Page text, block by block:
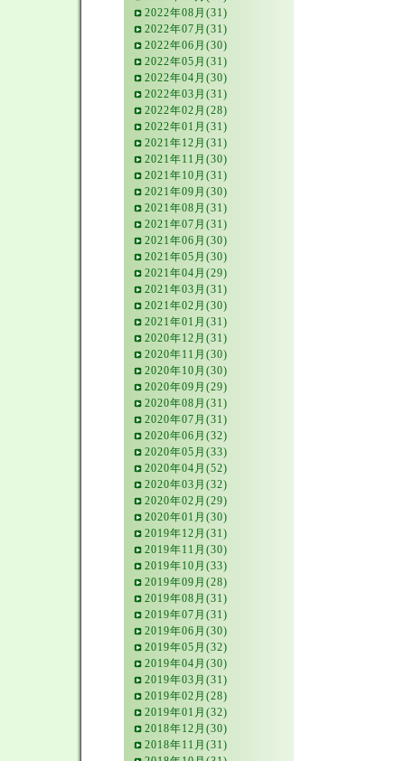
2022年08月(31)
2022年07月(31)
2022年06月(30)
2022年05月(31)
2022年04月(30)
2022年03月(31)
2022年02月(28)
2022年01月(31)
2021年12月(31)
2021年11月(30)
2021年10月(31)
2021年09月(30)
2021年08月(31)
2021年07月(31)
2021年06月(30)
2021年05月(30)
2021年04月(29)
2021年03月(31)
2021年02月(30)
2021年01月(31)
2020年12月(31)
2020年11月(30)
2020年10月(30)
2020年09月(29)
2020年08月(31)
2020年07月(31)
2020年06月(32)
2020年05月(33)
2020年04月(52)
2020年03月(32)
2020年02月(29)
2020年01月(30)
2019年12月(31)
2019年11月(30)
2019年10月(33)
2019年09月(28)
2019年08月(31)
2019年07月(31)
2019年06月(30)
2019年05月(32)
2019年04月(30)
2019年03月(31)
2019年02月(28)
2019年01月(32)
2018年12月(30)
2018年11月(31)